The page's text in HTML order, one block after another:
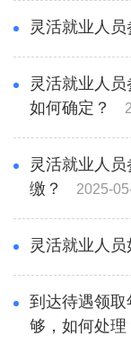
灵活就业人员
灵活就业人
如何确定？
灵活就业人
缴？
2025-
灵活就业人员
到达待遇领
够，如何处理